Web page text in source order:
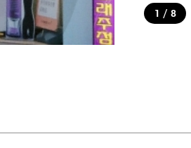
1 / 8